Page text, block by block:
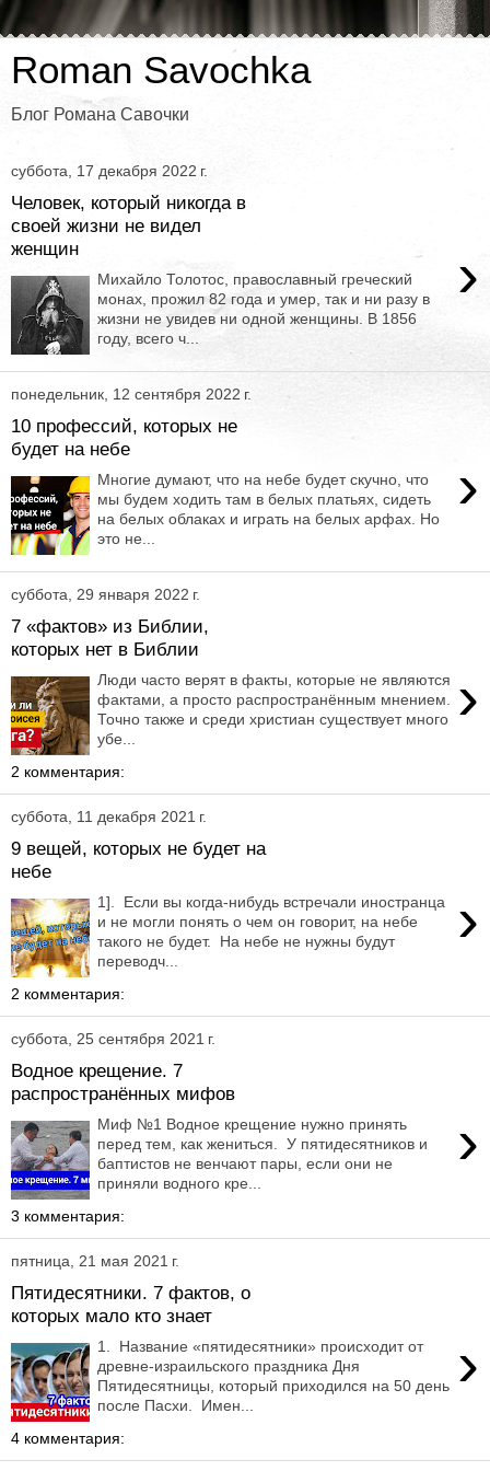
Roman Savochka
Блог Романа Савочки
суббота, 17 декабря 2022 г.
Человек, который никогда в
своей жизни не видел
женщин
›
Михайло Толотос, православный греческий
монах, прожил 82 года и умер, так и ни разу в
жизни не увидев ни одной женщины. В 1856
году, всего ч...
понедельник, 12 сентября 2022 г.
10 профессий, которых не
будет на небе
›
Многие думают, что на небе будет скучно, что
мы будем ходить там в белых платьях, сидеть
на белых облаках и играть на белых арфах. Но
это не...
суббота, 29 января 2022 г.
7 «фактов» из Библии,
которых нет в Библии
›
Люди часто верят в факты, которые не являются
фактами, а просто распространённым мнением.
Точно также и среди христиан существует много
убе...
2 комментария:
суббота, 11 декабря 2021 г.
9 вещей, которых не будет на
небе
›
1]. Если вы когда-нибудь встречали иностранца
и не могли понять о чем он говорит, на небе
такого не будет. На небе не нужны будут
переводч...
2 комментария:
суббота, 25 сентября 2021 г.
Водное крещение. 7
распространённых мифов
›
Миф №1 Водное крещение нужно принять
перед тем, как жениться. У пятидесятников и
баптистов не венчают пары, если они не
приняли водного кре...
3 комментария:
пятница, 21 мая 2021 г.
Пятидесятники. 7 фактов, о
которых мало кто знает
›
1. Название «пятидесятники» происходит от
древне-израильского праздника Дня
Пятидесятницы, который приходился на 50 день
после Пасхи. Имен...
4 комментария: